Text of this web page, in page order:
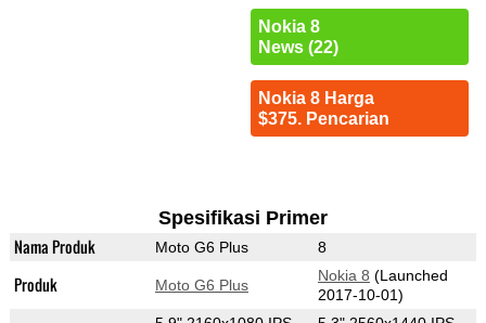
Nokia 8
News (22)
Nokia 8 Harga
$375. Pencarian
Spesifikasi Primer
Nama Produk Moto G6 Plus 8
Produk Moto G6 Plus
Nokia 8 (Launched
2017-10-01)